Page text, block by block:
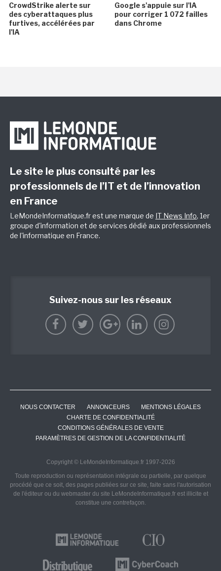
CrowdStrike alerte sur
des cyberattaques plus
furtives, accélérées par
l'IA
Google s'appuie sur l'IA
pour corriger 1 072 failles
dans Chrome
Le site le plus consulté par les
professionnels de l’IT et de l’innovation
en France
LeMondeInformatique.fr est une marque de IT News Info, 1er
groupe d'information et de services dédié aux professionnels
de l'informatique en France.
Suivez-nous sur les réseaux
NOUS CONTACTER ANNONCEURS
MENTIONS LÉGALES
CHARTE DE CONFIDENTIALITÉ
CONDITIONS GÉNÉRALES DE VENTE
PARAMÈTRES DE GESTION DE LA CONFIDENTIALITÉ
Copyright © LeMondeInformatique.fr 1997-2026
Toute reproduction ou représentation intégrale ou partielle, par quelque
procédé que ce soit, des pages publiées sur ce site, faite sans l'autorisation
de l'éditeur ou du webmaster du site LeMondeInformatique.fr est illicite et
constitue une contrefaçon.